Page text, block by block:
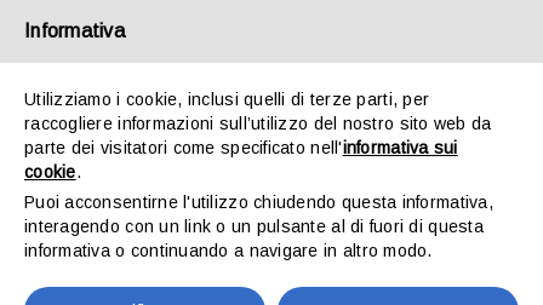
ilverde@gltagliabue.it
Via Valassina 2 – 22046 Merone (CO)
Informativa
Utilizziamo i cookie, inclusi quelli di terze parti, per
raccogliere informazioni sull’utilizzo del nostro sito web da
parte dei visitatori come specificato nell'informativa sui
cookie.
Puoi acconsentirne l'utilizzo chiudendo questa informativa,
interagendo con un link o un pulsante al di fuori di questa
informativa o continuando a navigare in altro modo.